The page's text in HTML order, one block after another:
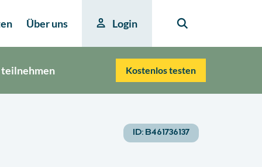
Über uns Login
teilnehmen Kostenlos testen
ID: B461736137